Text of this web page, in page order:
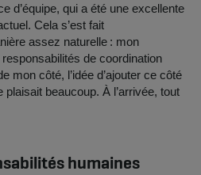
d’équipe, qui a été une excellente
Cela s’est fait
assez naturelle : mon
de coordination
mon côté, l’idée d’ajouter ce côté
beaucoup. À l’arrivée, tout
humaines